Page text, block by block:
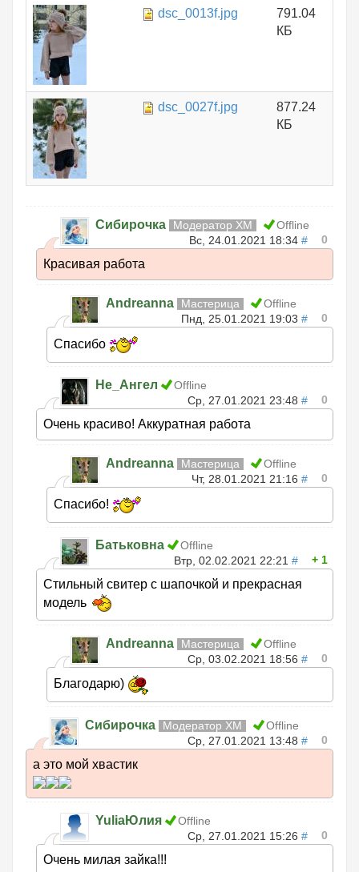
dsc_0013f.jpg
791.04
КБ
dsc_0027f.jpg
877.24
КБ
Сибирочка Модератор ХМ
Offline
Вс, 24.01.2021 18:34 # 0
Красивая работа
Andreanna Мастерица
Offline
Пнд, 25.01.2021 19:03 # 0
Спасибо
Не_Ангел
Offline
Ср, 27.01.2021 23:48 # 0
Очень красиво! Аккуратная работа
Andreanna Мастерица
Offline
Чт, 28.01.2021 21:16 # 0
Спасибо!
Батьковна
Offline
Втр, 02.02.2021 22:21 # 1
Стильный свитер с шапочкой и прекрасная
модель
Andreanna Мастерица
Offline
Ср, 03.02.2021 18:56 # 0
Благодарю)
Сибирочка Модератор ХМ
Offline
Ср, 27.01.2021 13:48 # 0
а это мой хвастик
YuliaЮлия
Offline
Ср, 27.01.2021 15:26 # 0
Очень милая зайка!!!